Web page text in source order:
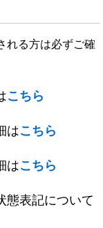
れる方は必ずご確
こちら
はこちら
はこちら
態表記について